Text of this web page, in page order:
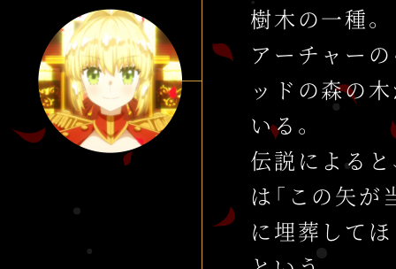
樹木の一種。
アーチャー
ッドの森の
いる。
伝説による
は 「この矢
に埋葬して